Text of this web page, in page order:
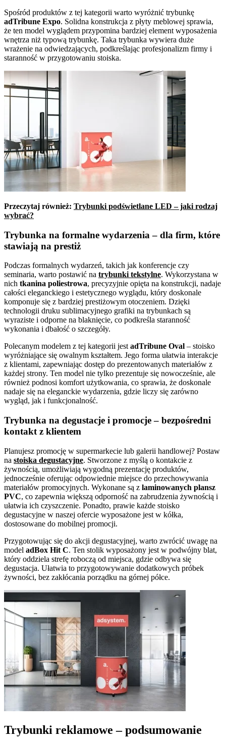
Spośród produktów z tej kategorii warto wyróżnić trybunkę
adTribune Expo. Solidna konstrukcja z płyty meblowej sprawia,
że ten model wyglądem przypomina bardziej element wyposażenia
wnętrza niż typową trybunkę. Taka trybunka wywiera duże
wrażenie na odwiedzających, podkreślając profesjonalizm firmy i
staranność w przygotowaniu stoiska.
Przeczytaj również: Trybunki podświetlane LED – jaki rodzaj
wybrać?
Trybunka na formalne wydarzenia – dla firm, które
stawiają na prestiż
Podczas formalnych wydarzeń, takich jak konferencje czy
seminaria, warto postawić na trybunki tekstylne. Wykorzystana w
nich tkanina poliestrowa, precyzyjnie opięta na konstrukcji, nadaje
całości eleganckiego i estetycznego wyglądu, który doskonale
komponuje się z bardziej prestiżowym otoczeniem. Dzięki
technologii druku sublimacyjnego grafiki na trybunkach są
wyraziste i odporne na blaknięcie, co podkreśla staranność
wykonania i dbałość o szczegóły.
Polecanym modelem z tej kategorii jest adTribune Oval – stoisko
wyróżniające się owalnym kształtem. Jego forma ułatwia interakcje
z klientami, zapewniając dostęp do prezentowanych materiałów z
każdej strony. Ten model nie tylko prezentuje się nowocześnie, ale
również podnosi komfort użytkowania, co sprawia, że doskonale
nadaje się na eleganckie wydarzenia, gdzie liczy się zarówno
wygląd, jak i funkcjonalność.
Trybunka na degustacje i promocje – bezpośredni
kontakt z klientem
Planujesz promocję w supermarkecie lub galerii handlowej? Postaw
na stoiska degustacyjne. Stworzone z myślą o kontakcie z
żywnością, umożliwiają wygodną prezentację produktów,
jednocześnie oferując odpowiednie miejsce do przechowywania
materiałów promocyjnych. Wykonane są z laminowanych plansz
PVC, co zapewnia większą odporność na zabrudzenia żywnością i
ułatwia ich czyszczenie. Ponadto, prawie każde stoisko
degustacyjne w naszej ofercie wyposażone jest w kółka,
dostosowane do mobilnej promocji.
Przygotowując się do akcji degustacyjnej, warto zwrócić uwagę na
model adBox Hit C. Ten stolik wyposażony jest w podwójny blat,
który oddziela strefę roboczą od miejsca, gdzie odbywa się
degustacja. Ułatwia to przygotowywanie dodatkowych próbek
żywności, bez zakłócania porządku na górnej półce.
Trybunki reklamowe – podsumowanie